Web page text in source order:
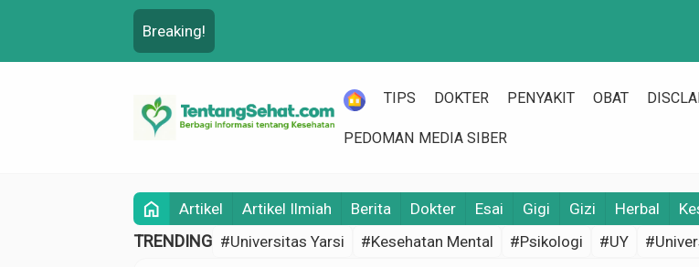
Breaking!
HOME
TIPS DOKTER PENYAKIT OBAT
PEDOMAN MEDIA SIBER
home Artikel Artikel Ilmiah Berita Dokter Esai Gigi Gizi Herbal
TRENDING #Universitas Yarsi #Kesehatan Mental #Psikologi #UY